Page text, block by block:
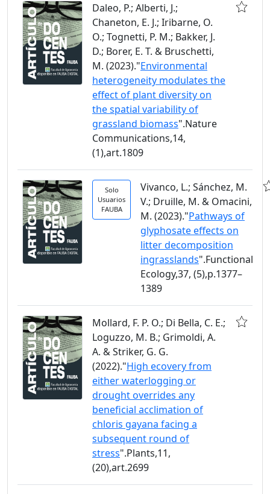
Daleo, P.; Alberti, J.;
Chaneton, E. J.; Iribarne, O.
O.; Tognetti, P. M.; Bakker, J.
D.; Borer, E. T. & Bruschetti,
M. (2023)."Environmental
heterogeneity modulates the
effect of plant diversity on
the spatial variability of
grassland biomass".Nature
Communications,14,
(1),art.1809
Solo
Usuarios
FAUBA
Vivanco, L.; Sánchez, M.
V.; Druille, M. & Omacini,
M. (2023)."Pathways of
glyphosate effects on
litter decomposition
ingrasslands".Functional
Ecology,37, (5),p.1377–
1389
Mollard, F. P. O.; Di Bella, C. E.;
Loguzzo, M. B.; Grimoldi, A.
A. & Striker, G. G.
(2022)."High ecovery from
either waterlogging or
drought overrides any
beneficial acclimation of
chloris gayana facing a
subsequent round of
stress".Plants,11,
(20),art.2699